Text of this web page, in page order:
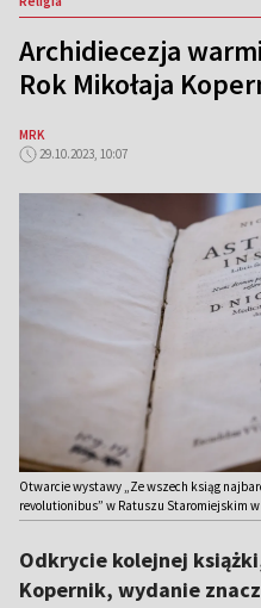
Archidiecezja
Rok Mikołaja
MRK
29.10.2023, 10:07
Otwarcie wystawy „Ze wszech ksiąg
revolutionibus” w Ratuszu Staromiejskim
Odkrycie kolejnej
Kopernik, wydanie